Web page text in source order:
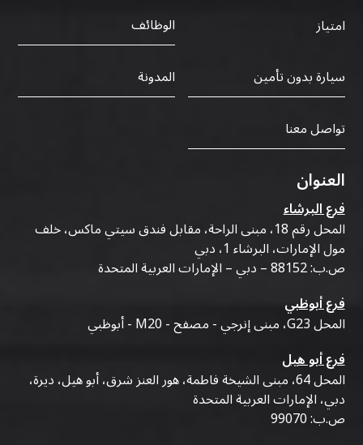
امتياز
الوظائف
سيارة بدون تأمين
المدونة
تواصل معنا
العنوان
فرع البرشاء
المحل رقم 18، مبنى الراحة، مقابل فندق سيتي ماكس، خلف
مول الإمارات، البرشاء 1، دبي
ص.ب: 88152 – دبي – الإمارات العربية المتحدة
فرع أبوظبي
المحل G23، مبنى إنرجي - مصفح - M20 - أبوظبي
فرع أبو هيل
المحل 64، مبنى الشيخة فاطمة، هور العنز شرق، أبو هيل، ديرة،
دبي، الإمارات العربية المتحدة
ص.ب: 99070